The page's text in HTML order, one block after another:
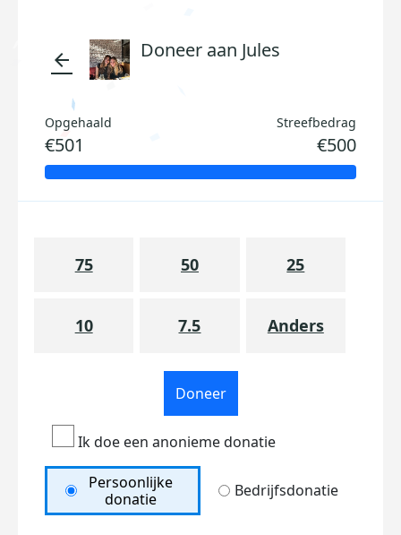
arrow_back Doneer aan Jules
Opgehaald
€501
Streefbedrag
€500
75 50 25
10 7.5 Anders
Doneer
Ik doe een anonieme donatie
Persoonlijke
donatie
Bedrijfsdonatie